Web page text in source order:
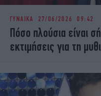
ΓΥΝΑΙΚΑ 27/06/2026 09:42
Πόσο πλούσια είναι
εκτιμήσεις για τη